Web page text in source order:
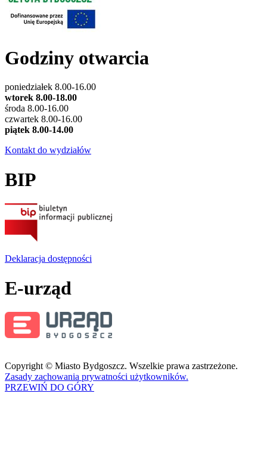
Godziny otwarcia
poniedziałek 8.00-16.00
wtorek 8.00-18.00
środa 8.00-16.00
czwartek 8.00-16.00
piątek 8.00-14.00
Kontakt do wydziałów
BIP
Deklaracja dostępności
E-urząd
Copyright © Miasto Bydgoszcz. Wszelkie prawa zastrzeżone.
Zasady zachowania prywatności użytkowników.
PRZEWIŃ DO GÓRY